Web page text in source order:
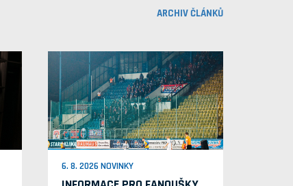
ARCHIV ČLÁNKŮ
6. 8. 2026 NOVINKY